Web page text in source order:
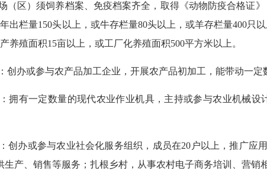
（区）须饲养档案、免疫档案齐全，取得《动物防疫合格证
出栏量150头以上，或牛存栏量80头以上，或羊存栏量400只
养殖面积15亩以上，或工厂化养殖面积500平方米以上。
创办或参与农产品加工企业，开展农产品初加工，能带动一定
拥有一定数量的现代农业作业机具，主持或参与农业机械
创办或参与农业社会化服务组织，成员在20户以上，推广应
生产、销售等服务；扎根乡村，从事农村电子商务培训、营销